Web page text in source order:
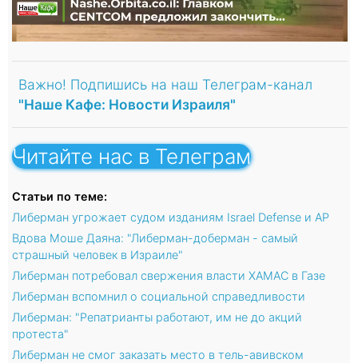
Важно! Подпишись на наш Телеграм-канал
"Наше Кафе: Новости Израиля"
Читайте нас в Телеграм
Статьи по теме:
Либерман угрожает судом изданиям Israel Defense и АР
Вдова Моше Даяна: "Либерман-доберман - самый
страшный человек в Израиле"
Либерман потребовал свержения власти ХАМАС в Газе
Либерман вспомнил о социальной справедливости
Либерман: "Репатрианты работают, им не до акций
протеста"
Либерман не смог заказать место в тель-авивском